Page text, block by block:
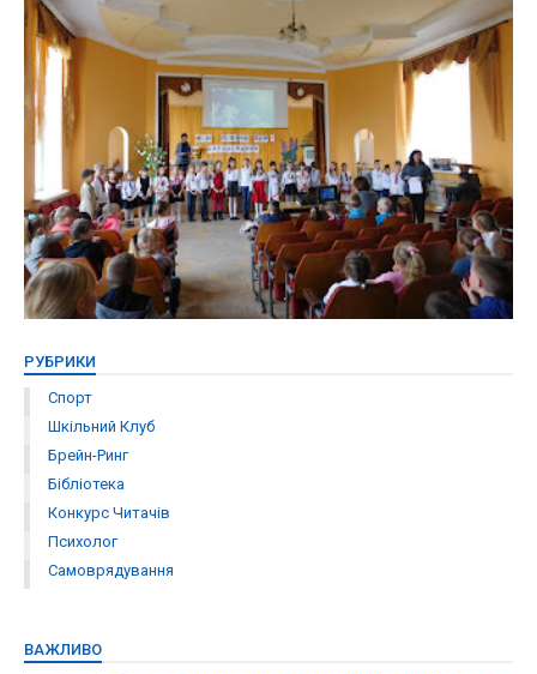
РУБРИКИ
Спорт
Шкільний Клуб
Брейн-Ринг
Бібліотека
Конкурс Читачів
Психолог
Самоврядування
ВАЖЛИВО